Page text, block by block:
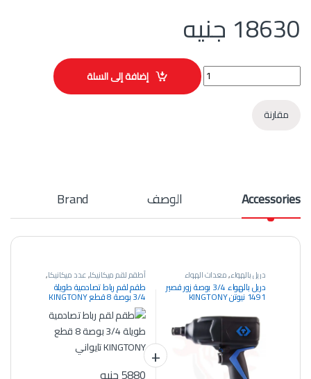
18630 جنيه
دريل بالهواء 3/4 بوصة زور قصير 1491 نيوتن KINGTONY تايواني quantity إضافة إلى السلة
مقارنة
Accessories الوصف Brand
دريل بالهواء,معدات الهواء
المضغوط,معدات الورش ومراكز
الخدمة دريل بالهواء 3/4 بوصة زور قصير
1491 نيوتن KINGTONY
أطقم لقم ميكانيكا,عدد ميكانيكا,
عدد يدوية
طقم لقم رباط تصادمية طويلة
3/4 بوصة 8 قطع KINGTONY
تايواني
5880جنيه